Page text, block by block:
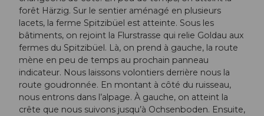
forêt Härzig. Sur le sentier aménagé en plusieurs
lacets, la ferme Spitzibüel est atteinte. Sous les
bâtiments, on rejoint la Flurstrasse qui relie Goldau aux
fermes du Spitzibüel. Là, on prend à gauche, la route
mène en peu de temps au prochain panneau
indicateur. Nous laissons volontiers derrière nous la
route goudronnée. En montant à côté du ruisseau,
nous entrons dans l’alpage. À gauche, on atteint la
crête que nous suivons jusqu’à Ochsenboden. Ensuite,